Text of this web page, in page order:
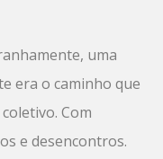
uma
era o caminho que
Com
e desencontros.